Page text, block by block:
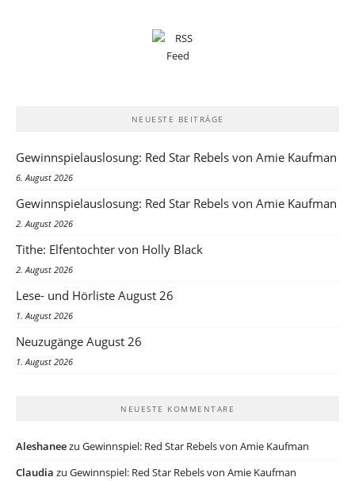
NEUESTE BEITRÄGE
Gewinnspielauslosung: Red Star Rebels von Amie Kaufman
6. August 2026
Gewinnspielauslosung: Red Star Rebels von Amie Kaufman
2. August 2026
Tithe: Elfentochter von Holly Black
2. August 2026
Lese- und Hörliste August 26
1. August 2026
Neuzugänge August 26
1. August 2026
NEUESTE KOMMENTARE
Aleshaneezu Gewinnspiel: Red Star Rebels von Amie Kaufman
Claudia zu Gewinnspiel: Red Star Rebels von Amie Kaufman